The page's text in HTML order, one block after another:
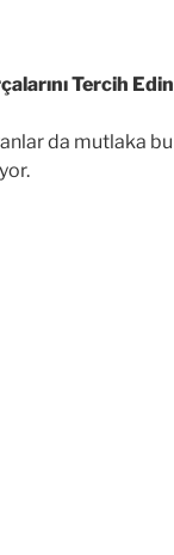
Tercih Edin
da mutlaka bu